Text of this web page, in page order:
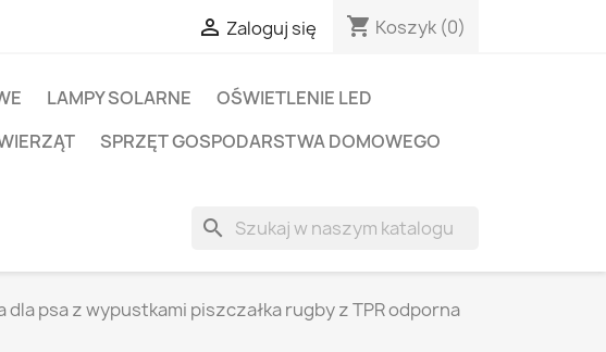
 Zaloguj się shopping_cart Koszyk (0)
LAMPY SOLARNE
OŚWIETLENIE LED
SPRZĘT GOSPODARSTWA DOMOWEGO
search
dla psa z wypustkami piszczałka rugby z TPR odporna